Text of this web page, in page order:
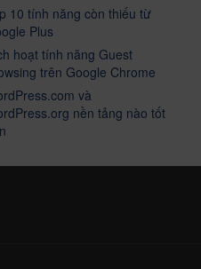
10 tính năng còn thiếu từ
Plus
hoạt tính năng Guest
trên Google Chrome
và
nền tảng nào tốt